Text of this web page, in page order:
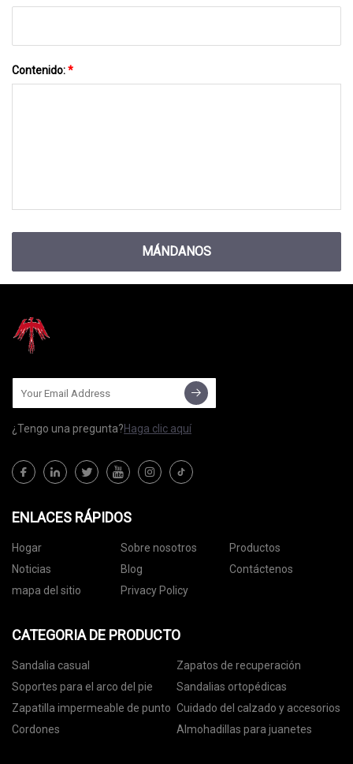
Contenido:*
MÁNDANOS
¿Tengo una pregunta?Haga clic aquí
ENLACES RÁPIDOS
Hogar Sobre nosotros
Productos
Noticias
Blog
Contáctenos
mapa del sitio
Privacy Policy
CATEGORIA DE PRODUCTO
Sandalia casual
Zapatos de recuperación
Soportes para el arco del pie
Sandalias ortopédicas
Zapatilla impermeable de punto Cuidado del calzado y accesorios
Cordones
Almohadillas para juanetes